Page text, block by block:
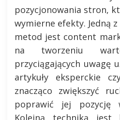
pozycjonowania stron,
wymierne efekty. Jedną
metod jest content
na tworzeniu
przyciągających uwagę
artykuły eksperckie
znacząco zwiększyć
poprawić jej pozycję
Kolejną techniką jest